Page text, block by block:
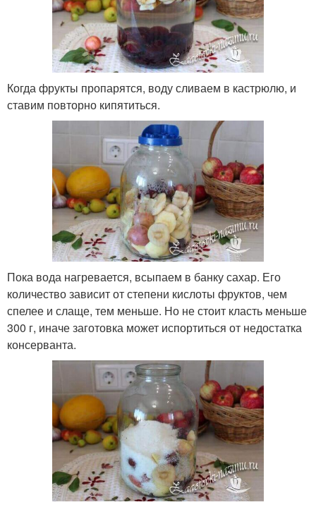
Когда фрукты пропарятся, воду сливаем в кастрюлю, и
ставим повторно кипятиться.
Пока вода нагревается, всыпаем в банку сахар. Его
количество зависит от степени кислоты фруктов, чем
спелее и слаще, тем меньше. Но не стоит класть меньше
300 г, иначе заготовка может испортиться от недостатка
консерванта.